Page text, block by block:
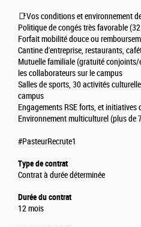
📑Vos conditions et environnement
Politique de congés très favorable
Forfait mobilité douce ou
Cantine d'entreprise, restaurants,
Mutuelle familiale (gratuité
les collaborateurs sur le campus
Salles de sports, 30 activités
campus
Engagements RSE forts, et
Environnement multiculturel (plus de
#PasteurRecrute1
Type de contrat
Contrat à durée déterminée
Durée du contrat
12 mois